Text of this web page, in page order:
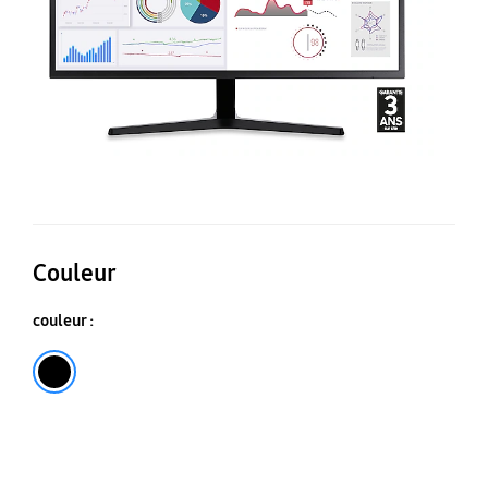
Couleur
couleur :